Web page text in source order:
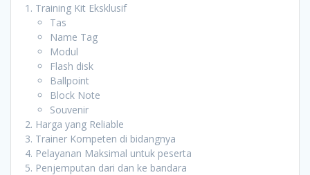
Training Kit Eksklusif
Tas
Name Tag
Modul
Flash disk
Ballpoint
Block Note
Souvenir
Harga yang Reliable
Trainer Kompeten di bidangnya
Pelayanan Maksimal untuk peserta
Penjemputan dari dan ke bandara